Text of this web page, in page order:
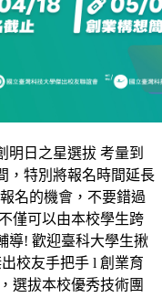
明日之星選拔 考量到
，特別將報名時間延長
名的機會，不要錯過
僅可以由本校學生跨
導! 歡迎臺科大學生揪
校友手把手 l 創業育
選拔本校優秀技術團